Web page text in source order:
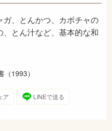
、とんかつ、カボチャの
とん汁など、基本的な和
1993）
ア LINEで送る